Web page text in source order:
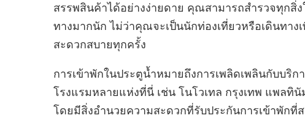
สรรพสินค้าได้อย่างง่ายดาย คุณสามารถสำรวจทุกสิ่ง
ทางมากนัก ไม่ว่าคุณจะเป็นนักท่องเที่ยวหรือเดินทาง
สะดวกสบายทุกครั้ง
การเข้าพักในประตูน้ำหมายถึงการเพลิดเพลินกับบริ
โรงแรมหลายแห่งที่นี่ เช่น โนโวเทล กรุงเทพ แพลทิ
โดยมีสิ่งอำนวยความสะดวกที่รับประกันการเข้าพัก